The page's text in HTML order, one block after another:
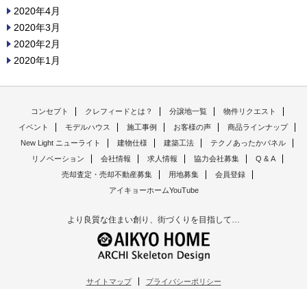
2020年4月
2020年3月
2020年2月
2020年1月
コンセプト クレフィードとは？ 分譲地一覧
物件リクエスト
イベント
モデルハウス 施工事例 お客様の声
商品ラインナップ
New Light ニューライト
建物仕様 建築工法
テクノあったかパネル
リノベーション
会社情報 求人情報 協力会社募集
Q & A
売却査定・売却不動産募集
用地募集
会員登録
アイキョーホームYouTube
より良質な住まい創り、街づくりを目指して…
サイトマップ プライバシーポリシー